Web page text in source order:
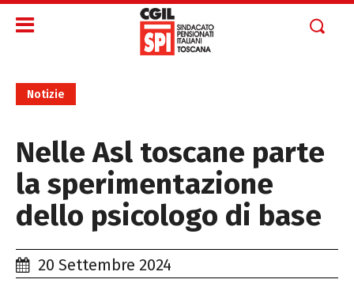
Notizie
Nelle Asl toscane parte
la sperimentazione
dello psicologo di base
20 Settembre 2024